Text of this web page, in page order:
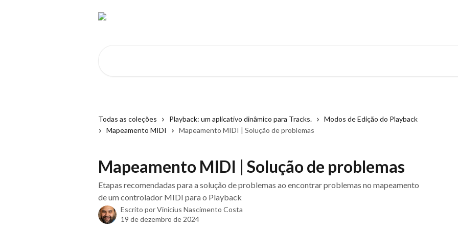
Todas as coleções Playback: um aplicativo dinâmico para Tracks.
Modos de Edição do Playback
Mapeamento MIDI
Mapeamento MIDI | Solução de problemas
Mapeamento MIDI | Solução de problemas
Etapas recomendadas para a solução de problemas ao encontrar problemas no mapeamento
de um controlador MIDI para o Playback
Escrito porVinicius Nascimento Costa
19 de dezembro de 2024